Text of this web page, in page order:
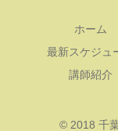
ホーム
最新スケジュ
講師紹介
© 2018 千